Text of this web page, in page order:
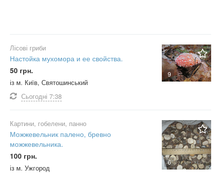
9
Лісові гриби
Настойка мухомора и ее свойства.
50 грн.
із м. Київ, Святошинський
Сьогодні 7:38
6
Картини, гобелени, панно
Можжевельник палено, бревно
можжевельника.
100 грн.
із м. Ужгород